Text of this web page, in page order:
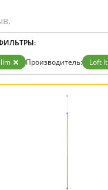
Производитель: Loft It